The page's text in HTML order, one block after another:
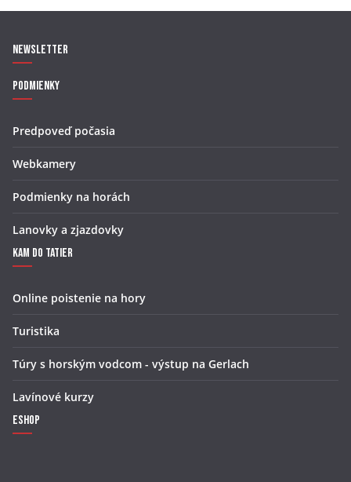
Newsletter
Podmienky
Predpoveď počasia
Webkamery
Podmienky na horách
Lanovky a zjazdovky
Kam do Tatier
Online poistenie na hory
Turistika
Túry s horským vodcom - výstup na Gerlach
Lavínové kurzy
Eshop